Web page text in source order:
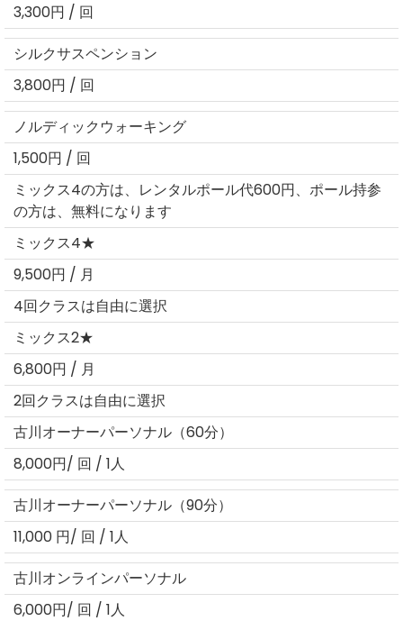
3,300円 / 回
シルクサスペンション
3,800円 / 回
ノルディックウォーキング
1,500円 / 回
ミックス4の方は、レンタルポール代600円、ポール持参
の方は、無料になります
ミックス4★
9,500円 / 月
4回クラスは自由に選択
ミックス2★
6,800円 / 月
2回クラスは自由に選択
古川オーナーパーソナル（60分）
8,000円/ 回 / 1人
古川オーナーパーソナル（90分）
11,000 円/ 回 / 1人
古川オンラインパーソナル
6,000円/ 回 / 1人